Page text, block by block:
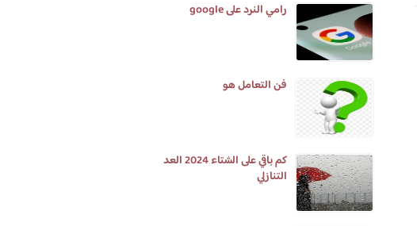
رامي النرد على google
فن التعامل هو
كم باقي على الشتاء 2024 العد
التنازلي